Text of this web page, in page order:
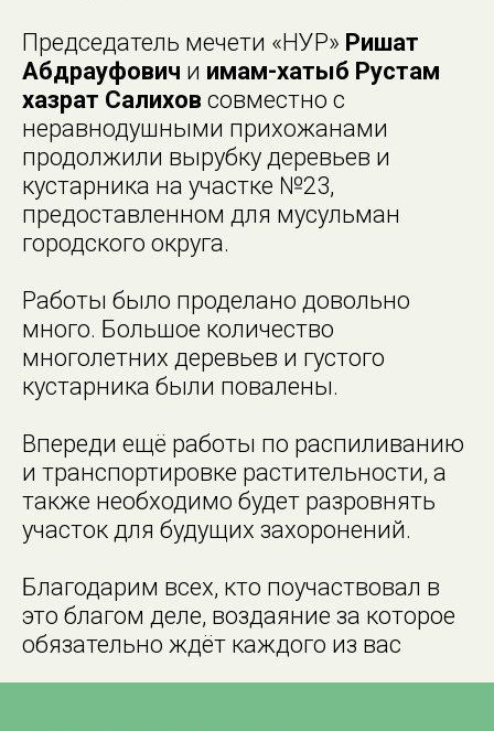
Председатель мечети «НУР» Ришат
Абдрауфович и имам-хатыб Рустам
хазрат Салихов совместно с
неравнодушными прихожанами
продолжили вырубку деревьев и
кустарника на участке №23,
предоставленном для мусульман
городского округа.
Работы было проделано довольно
много. Большое количество
многолетних деревьев и густого
кустарника были повалены.
Впереди ещё работы по распиливанию
и транспортировке растительности, а
также необходимо будет разровнять
участок для будущих захоронений.
Благодарим всех, кто поучаствовал в
это благом деле, воздаяние за которое
обязательно ждёт каждого из вас